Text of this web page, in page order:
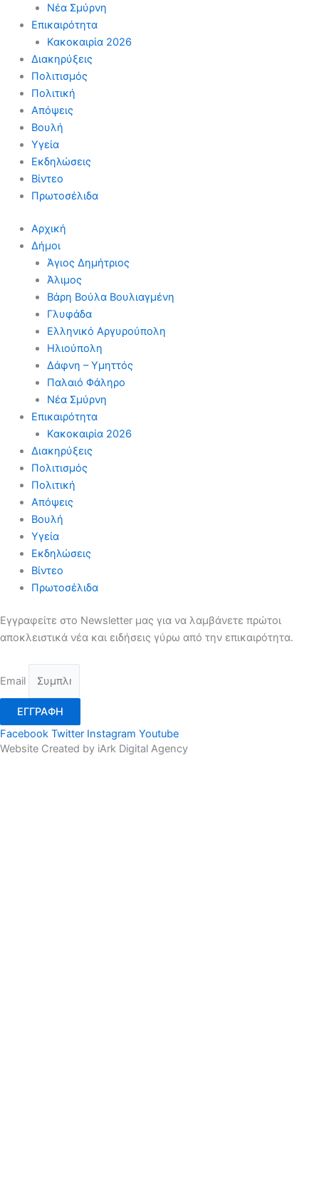
Νέα Σμύρνη
Επικαιρότητα
Κακοκαιρία 2026
Διακηρύξεις
Πολιτισμός
Πολιτική
Απόψεις
Βουλή
Υγεία
Εκδηλώσεις
Βίντεο
Πρωτοσέλιδα
Αρχική
Δήμοι
Άγιος Δημήτριος
Άλιμος
Βάρη Βούλα Βουλιαγμένη
Γλυφάδα
Ελληνικό Αργυρούπολη
Ηλιούπολη
Δάφνη – Υμηττός
Παλαιό Φάληρο
Νέα Σμύρνη
Επικαιρότητα
Κακοκαιρία 2026
Διακηρύξεις
Πολιτισμός
Πολιτική
Απόψεις
Βουλή
Υγεία
Εκδηλώσεις
Βίντεο
Πρωτοσέλιδα
Εγγραφείτε στο Newsletter μας για να λαμβάνετε πρώτοι
αποκλειστικά νέα και ειδήσεις γύρω από την επικαιρότητα.
Email
ΕΓΓΡΑΦΗ
Facebook Twitter Instagram Youtube
Website Created by iArk Digital Agency